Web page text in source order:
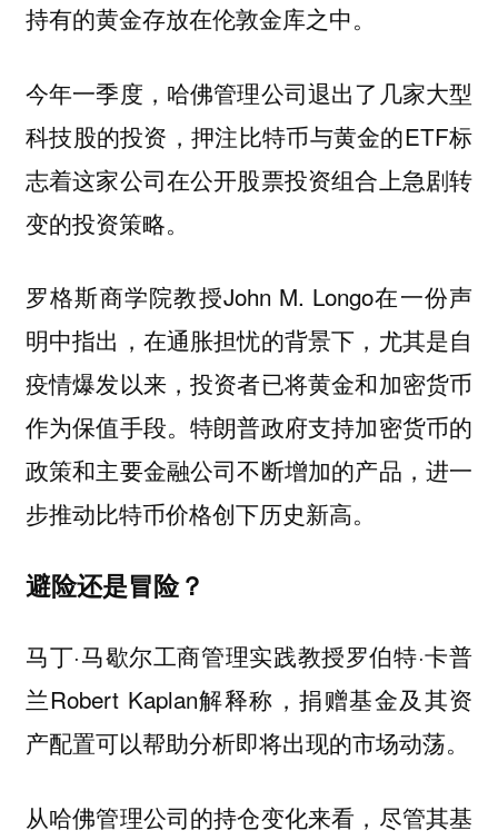
持有的黄金存放在伦敦金库之中。
今年一季度，哈佛管理公司退出了几家大型
科技股的投资，押注比特币与黄金的ETF标
志着这家公司在公开股票投资组合上急剧转
变的投资策略。
罗格斯商学院教授John M. Longo在一份声
明中指出，在通胀担忧的背景下，尤其是自
疫情爆发以来，投资者已将黄金和加密货币
作为保值手段。特朗普政府支持加密货币的
政策和主要金融公司不断增加的产品，进一
步推动比特币价格创下历史新高。
避险还是冒险？
马丁·马歇尔工商管理实践教授罗伯特·卡普
兰Robert Kaplan解释称，捐赠基金及其资
产配置可以帮助分析即将出现的市场动荡。
从哈佛管理公司的持仓变化来看，尽管其基